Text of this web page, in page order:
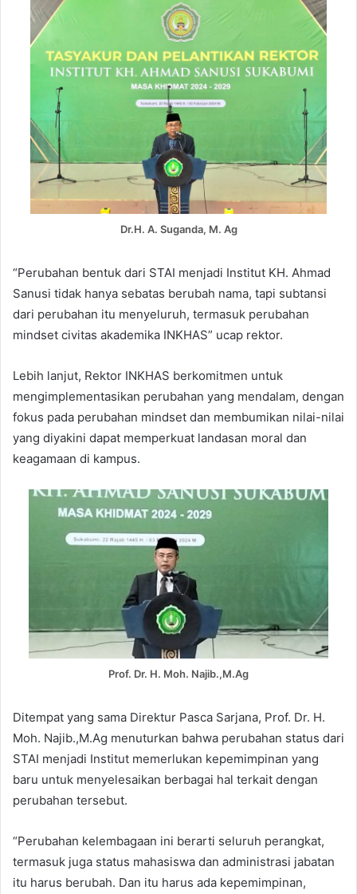
Dr.H. A. Suganda, M. Ag
“Perubahan bentuk dari STAI menjadi Institut KH. Ahmad
Sanusi tidak hanya sebatas berubah nama, tapi subtansi
dari perubahan itu menyeluruh, termasuk perubahan
mindset civitas akademika INKHAS” ucap rektor.
Lebih lanjut, Rektor INKHAS berkomitmen untuk
mengimplementasikan perubahan yang mendalam, dengan
fokus pada perubahan mindset dan membumikan nilai-nilai
yang diyakini dapat memperkuat landasan moral dan
keagamaan di kampus.
Prof. Dr. H. Moh. Najib.,M.Ag
Ditempat yang sama Direktur Pasca Sarjana, Prof. Dr. H.
Moh. Najib.,M.Ag menuturkan bahwa perubahan status dari
STAI menjadi Institut memerlukan kepemimpinan yang
baru untuk menyelesaikan berbagai hal terkait dengan
perubahan tersebut.
“Perubahan kelembagaan ini berarti seluruh perangkat,
termasuk juga status mahasiswa dan administrasi jabatan
itu harus berubah. Dan itu harus ada kepemimpinan,